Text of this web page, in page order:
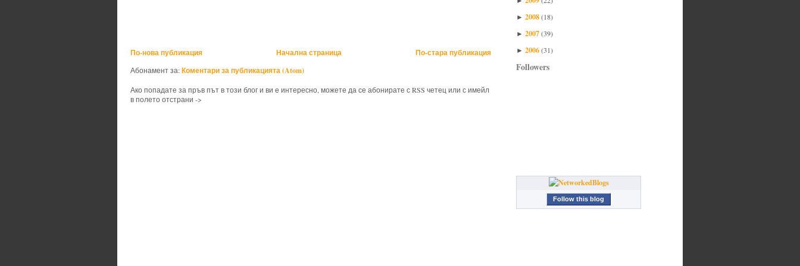
По-нова публикация По-стара публикация
Начална страница
Абонамент за:Коментари за публикацията (Atom)
Ако попадате за пръв път в този блог и ви е интересно, можете да се абонирате с RSS четец или с имейл
в полето отстрани ->
► 2008(18)
► 2007(39)
► 2006(31)
Followers
Follow this blog